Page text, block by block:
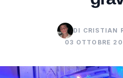
DI CRISTIAN
03 OTTOBRE